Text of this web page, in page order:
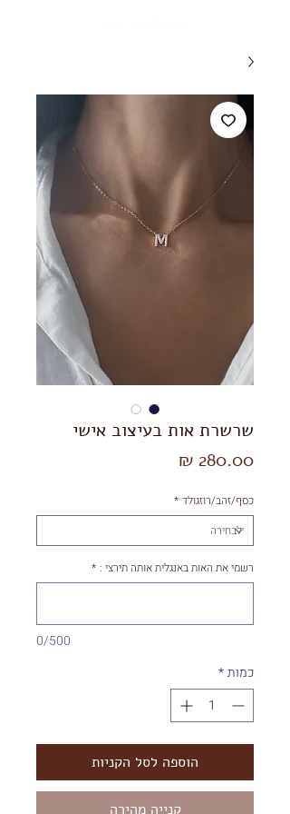
שרשרת אות בעיצוב אישי
כסף/זהב/רוזגולד *
רשמי את האות באנגלית אותה תירצי : *
0/500
כמות*
הוספה לסל הקניות
קנייה מהירה